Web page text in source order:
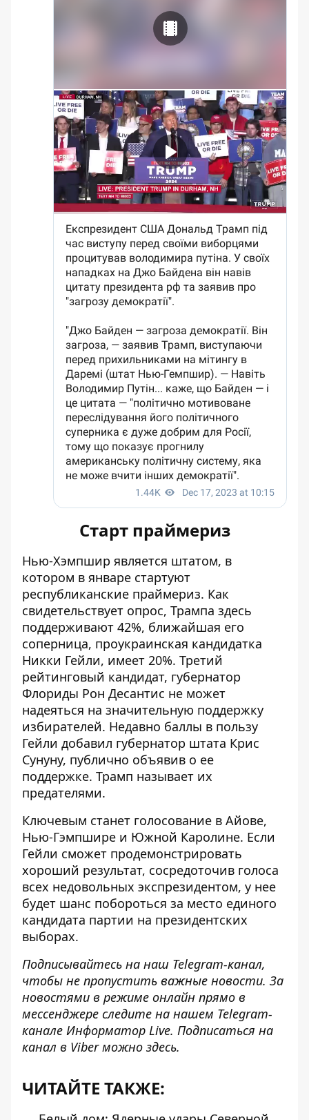
Старт праймериз
Нью-Хэмпшир является штатом, в
котором в январе стартуют
республиканские праймериз. Как
свидетельствует опрос, Трампа здесь
поддерживают 42%, ближайшая его
соперница, проукраинская кандидатка
Никки Гейли, имеет 20%. Третий
рейтинговый кандидат, губернатор
Флориды Рон Десантис не может
надеяться на значительную поддержку
избирателей. Недавно баллы в пользу
Гейли добавил губернатор штата Крис
Сунуну, публично объявив о ее
поддержке. Трамп называет их
предателями.
Ключевым станет голосование в Айове,
Нью-Гэмпшире и Южной Каролине. Если
Гейли сможет продемонстрировать
хороший результат, сосредоточив голоса
всех недовольных экспрезидентом, у нее
будет шанс побороться за место единого
кандидата партии на президентских
выборах.
Подписывайтесь на наш Telegram-канал,
чтобы не пропустить важные новости. За
новостями в режиме онлайн прямо в
мессенджере следите на нашем Telegram-
канале Информатор Live. Подписаться на
канал в Viber можно здесь.
ЧИТАЙТЕ ТАКЖЕ: